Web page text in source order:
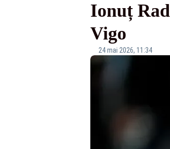
Ionuț
Vigo
24 mai 2026, 11:34